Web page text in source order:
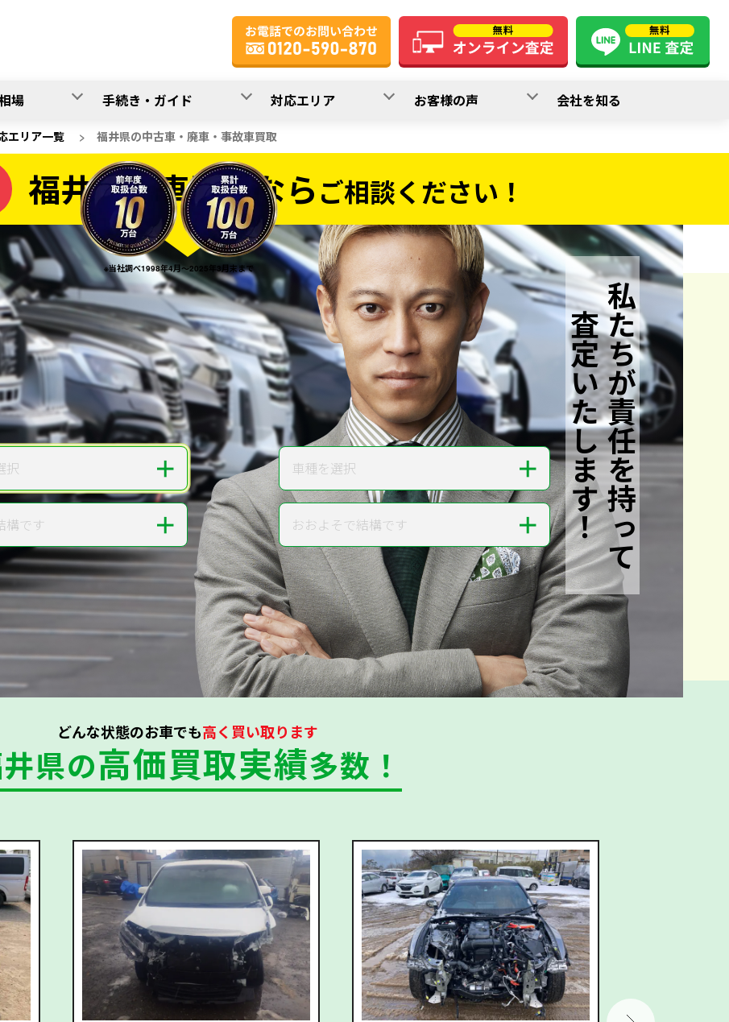
場 手続き・ガイド 対応エリア お客様の声 会社を知る
エリア一覧 > 福井県の中古車・廃車・事故車買取
ら
案。
※当社調べ1998年4月～2025年3月末まで
私たちが責任を持って
査定いたします！
福井県の車買取ならご相談ください！
20秒で入力完了！
無料でカンタンWeb査定
ご依頼いただいたお車を丁寧に査定いたします
択 ＋ 車種 車種を選択 ＋
構です ＋ 走行距離 おおよそで結構です ＋
無料で査定する
どんな状態のお車でも高く買い取ります
県の高価買取実績多数！